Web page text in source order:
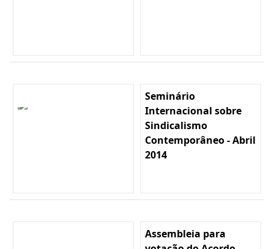
Seminário
Internacional sobre
Sindicalismo
Contemporâneo - Abril
2014
Assembleia para